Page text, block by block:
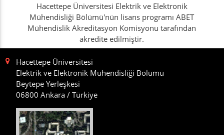
Hacettepe Üniversitesi Elektrik ve Elektronik
Mühendisliği Bölümü'nün lisans programı ABET
Mühendislik Akreditasyon Komisyonu tarafından
akredite edilmiştir.
Hacettepe Üniversitesi
Elektrik ve Elektronik Mühendisliği Bölümü
Beytepe Yerleşkesi
06800 Ankara / Türkiye